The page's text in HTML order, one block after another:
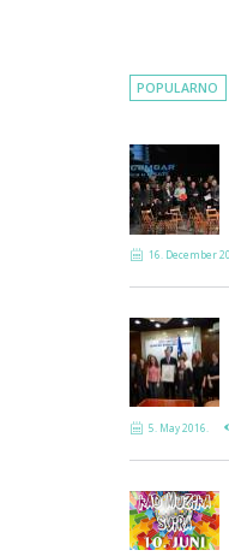
POPULARNO
16. December
5. May 2016.